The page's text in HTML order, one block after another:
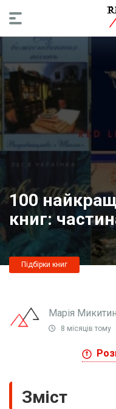
100
книг:
Підбірки книг
Марія Микитин
8 місяців тому
Зміст